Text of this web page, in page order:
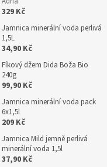
329 Kč
Jamnica minerální voda perlivá
1,5L
34,90 Kč
Fíkový džem Dida Boža Bio
240g
99,90 Kč
Jamnica minerální voda pack
6x1,5l
209 Kč
Jamnica Mild jemně perlivá
minerální voda 1,5l
37,90 Kč